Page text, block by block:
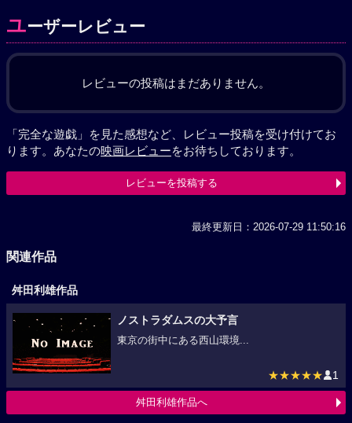
ユーザーレビュー
レビューの投稿はまだありません。
「完全な遊戯」を見た感想など、レビュー投稿を受け付けてお
ります。あなたの映画レビューをお待ちしております。
レビューを投稿する
最終更新日：2026-07-29 11:50:16
関連作品
舛田利雄作品
ノストラダムスの大予言
東京の街中にある西山環境...
★★★★★ 1
舛田利雄作品へ